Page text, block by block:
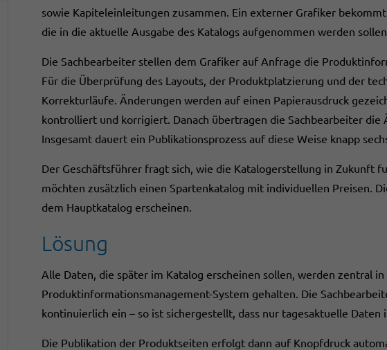
sowie Kapiteleinleitungen zusammen. Ein externer Grafiker
die in die aktuelle Ausgabe des Katalogs aufgenommen werden sollen.
Die Sachbearbeiter stellen dem Grafiker auf Anfrage die
Für die Überprüfung des Layouts, der Produktplatzierung und der
Korrekturläufe. Änderungen werden auf einen Papierausdruck
kontrolliert und korrigiert. Danach übertragen die Sachbearbeiter die
Insgesamt dauert ein Publikationsprozess auf diese Weise knapp
Der Geschäftsführer fragt sich, wie die Katalogerstellung in Zukunft
möchten zusätzlich einen Spartenkatalog mit individuellen Preisen.
dem Hauptkatalog erscheinen.
Lösung
Alle Daten, die später im Katalog erscheinen sollen, werden zentral
Produktinformationsmanagement-System gehalten. Die
kontinuierlich ein – so ist sichergestellt, dass nur tagesaktuelle Daten
Die Publikation der Produktseiten erfolgt dann auf Knopfdruck